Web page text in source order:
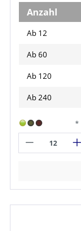
Anzahl
Ab 12
Ab 60
Ab 120
Ab 240
*